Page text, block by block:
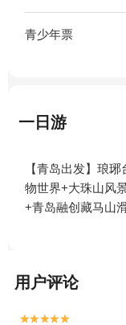
青少年票
一日游
【青岛出发】琅
物世界+大珠山风
+青岛融创藏马山
用户评论

